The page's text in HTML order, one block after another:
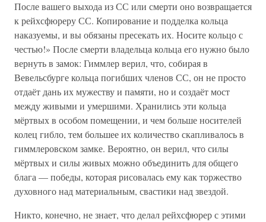
После вашего выхода из СС или смерти оно возвращается
к рейхсфюреру СС. Копирование и подделка кольца
наказуемы, и вы обязаны пресекать их. Носите кольцо с
честью!» После смерти владельца кольца его нужно было
вернуть в замок: Гиммлер верил, что, собирая в
Вевельсбурге кольца погибших членов СС, он не просто
отдаёт дань их мужеству и памяти, но и создаёт мост
между живыми и умершими. Хранились эти кольца
мёртвых в особом помещении, и чем больше носителей
колец гибло, тем большее их количество скапливалось в
гиммлеровском замке. Вероятно, он верил, что силы
мёртвых и силы живых можно объединить для общего
блага — победы, которая рисовалась ему как торжество
духовного над материальным, свастики над звездой.
Никто, конечно, не знает, что делал рейхсфюрер с этими